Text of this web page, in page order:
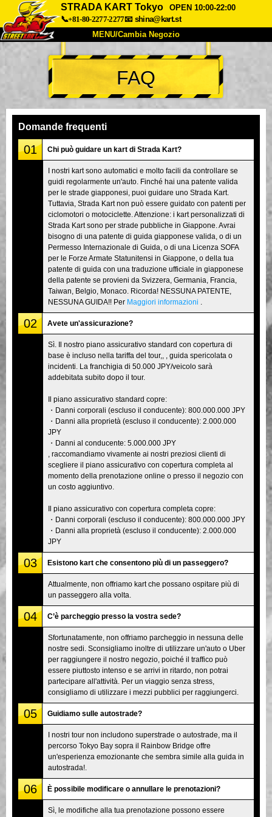
STRADA KART Tokyo
OPEN 10:00-22:00
📞+81-80-2277-2277📧 shina@kart.st
MENU/Cambia Negozio
INIZIO
Chi Siamo Specifiche Prezzo
Recensioni
Azienda
Tokyo Shinagawa Tokyo Akihabara#1
Tokyo Akihabara#2 Tokyo Shibuya
Tokyo Shibuya Annex Tokyo Bay
Tokyo Asakusa Osaka
Okinawa
FAQ
Domande frequenti
01 Chi può guidare un kart di Strada Kart?
I nostri kart sono automatici e molto facili da controllare se
guidi regolarmente un'auto. Finché hai una patente valida
per le strade giapponesi, puoi guidare uno Strada Kart.
Tuttavia, Strada Kart non può essere guidato con patenti per
ciclomotori o motociclette. Attenzione: i kart personalizzati di
Strada Kart sono per strade pubbliche in Giappone. Avrai
bisogno di una patente di guida giapponese valida, o di un
Permesso Internazionale di Guida, o di una Licenza SOFA
per le Forze Armate Statunitensi in Giappone, o della tua
patente di guida con una traduzione ufficiale in giapponese
della patente se provieni da Svizzera, Germania, Francia,
Taiwan, Belgio, Monaco. Ricorda! NESSUNA PATENTE,
NESSUNA GUIDA!! Per Maggiori informazioni
02 Avete un'assicurazione?
Sì. Il nostro piano assicurativo standard con copertura di
base è incluso nella tariffa del tour,, , guida spericolata o
incidenti. La franchigia di 50.000 JPY/veicolo sarà
addebitata subito dopo il tour.
Il piano assicurativo standard copre:
・Danni corporali (escluso il conducente): 800.000.000 JPY
・Danni alla proprietà (escluso il conducente): 2.000.000
JPY
・Danni al conducente: 5.000.000 JPY
, raccomandiamo vivamente ai nostri preziosi clienti di
scegliere il piano assicurativo con copertura completa al
momento della prenotazione online o presso il negozio con
un costo aggiuntivo.
Il piano assicurativo con copertura completa copre:
・Danni corporali (escluso il conducente): 800.000.000 JPY
・Danni alla proprietà (escluso il conducente): 2.000.000
JPY
03 Esistono kart che consentono più di un passeggero?
Attualmente, non offriamo kart che possano ospitare più di
un passeggero alla volta.
04 C’è parcheggio presso la vostra sede?
Sfortunatamente, non offriamo parcheggio in nessuna delle
nostre sedi. Sconsigliamo inoltre di utilizzare un'auto o Uber
per raggiungere il nostro negozio, poiché il traffico può
essere piuttosto intenso e se arrivi in ritardo, non potrai
partecipare all'attività. Per un viaggio senza stress,
consigliamo di utilizzare i mezzi pubblici per raggiungerci.
05 Guidiamo sulle autostrade?
I nostri tour non includono superstrade o autostrade, ma il
percorso Tokyo Bay sopra il Rainbow Bridge offre
un'esperienza emozionante che sembra simile alla guida in
autostrada!.
06 È possibile modificare o annullare le prenotazioni?
Sì, le modifiche alla tua prenotazione possono essere